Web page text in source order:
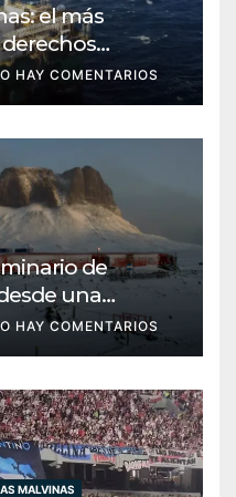
el más
decidido
HAY COMENTARIOS
de
una
una
y la
HAY COMENTARIOS
MALVINAS